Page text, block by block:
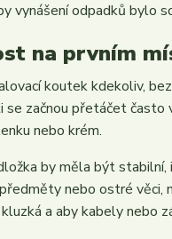
vynášení odpadků bylo
na prvním
koutek kdekoliv,
se začnou přetáčet často
nebo krém.
by měla být
nebo ostré věci,
a aby kabely nebo